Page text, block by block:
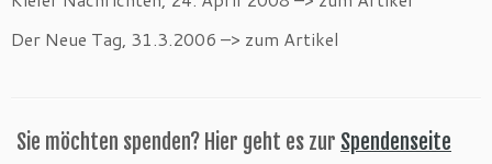
Der Neue Tag, 31.3.2006 –> zum Artikel
Sie möchten spenden? Hier geht es zur Spendenseite